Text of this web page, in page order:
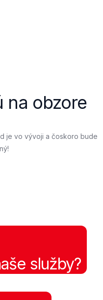
na obzore
je vo vývoji a čoskoro bude
služby?